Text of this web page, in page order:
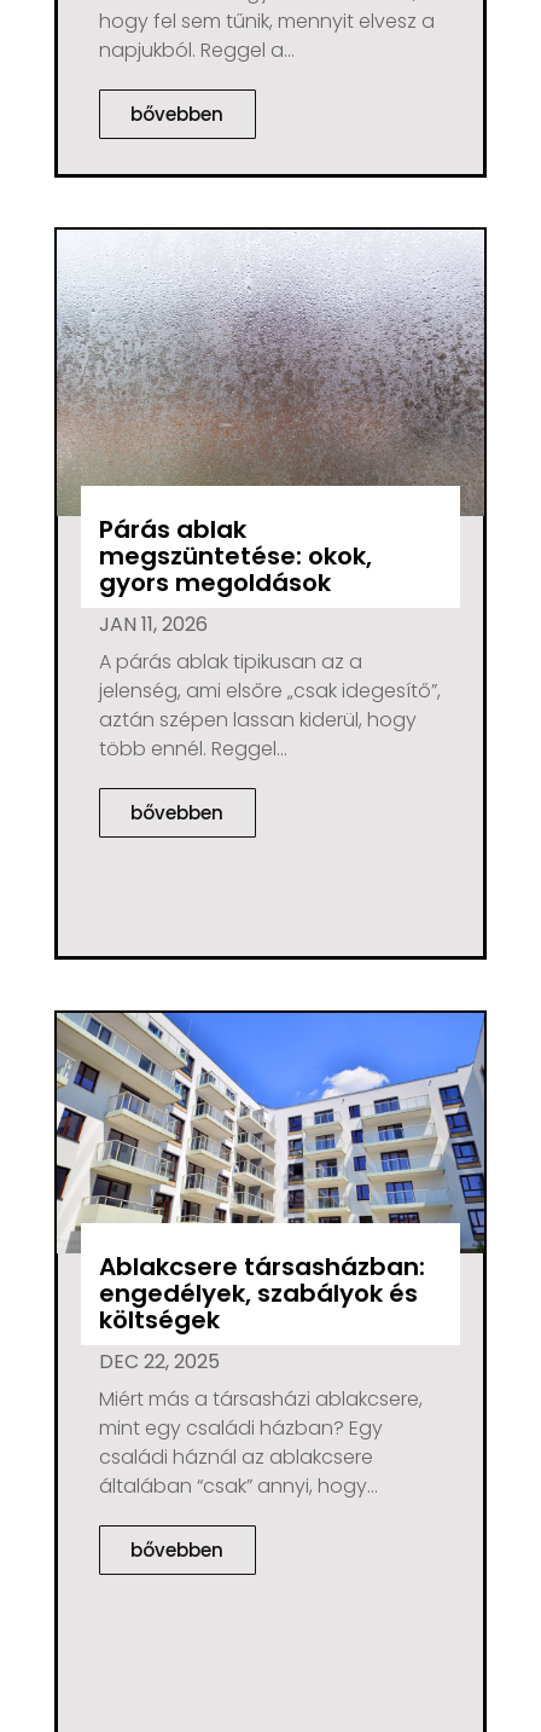
hogy fel sem tűnik, mennyit elvesz a
napjukból. Reggel a...
bővebben
Párás ablak
megszüntetése: okok,
gyors megoldások
JAN 11, 2026
A párás ablak tipikusan az a
jelenség, ami elsőre „csak idegesítő”,
aztán szépen lassan kiderül, hogy
több ennél. Reggel...
bővebben
Ablakcsere társasházban:
engedélyek, szabályok és
költségek
DEC 22, 2025
Miért más a társasházi ablakcsere,
mint egy családi házban? Egy
családi háznál az ablakcsere
általában “csak” annyi, hogy...
bővebben